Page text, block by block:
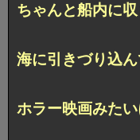
ちゃんと船内に
海に引きづり込
ホラー映画みた